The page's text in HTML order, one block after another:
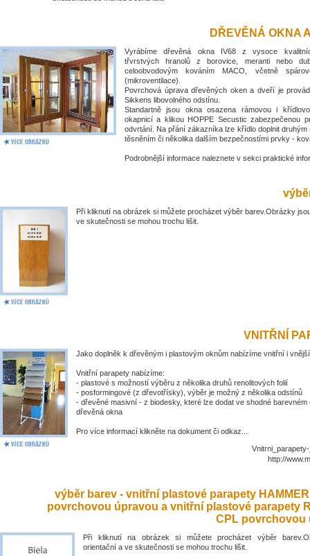
DŘEVĚNÁ OKNA
Vyrábíme dřevěná okna IV68 z vysoce
třvrstvých hranolů z borovice, meranti nebo
celoobvodovým kováním MACO, včetně
(mikroventilace).
Povrchová úprava dřevěných oken a dveří je
Sikkens libovolného odstínu.
Standartně jsou okna osazena rámovou i
okapnicí a klikou HOPPE Secustic zabezpečenou
odvrtání. Na přání zákazníka lze křídlo doplnit druhým
těsněním či několika dalším bezpečnostími prvky -
Podrobnější informace naleznete v sekci praktické
Při kliknutí na obrázek si můžete procházet výběr barev.Obrázky
ve skutečnosti se mohou trochu lišit.
VNITŘNÍ
Jako doplněk k dřevěným i plastovým oknům nabízíme vnitřní i
Vnitřní parapety nabízíme:
- plastové s možností výběru z několika druhů renolitových folií
- posformingové (z dřevotřísky), výběr je možný z několika odstínů
- dřevěné masivní - z biodesky, které lze dodat ve shodné barevném
dřevěná okna
Pro více informací klikněte na dokument či odkaz...
http://
výběr barev - vnitřní plastové parapety
povrchovou úpravou a vnitřní plastové parapety
CPL povrchovou
Při kliknutí na obrázek si můžete procházet výběr
orientační a ve skutečnosti se mohou trochu lišit.